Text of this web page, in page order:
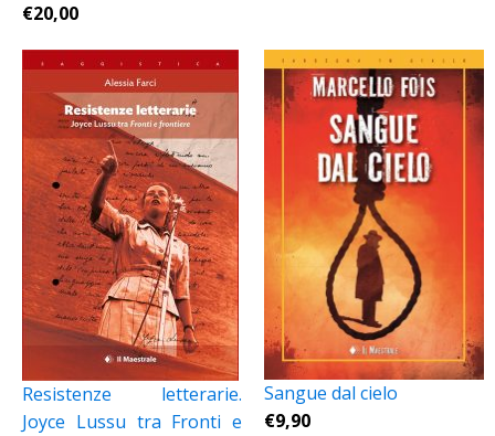
€20,00
Resistenze letterarie.
Joyce Lussu tra Fronti e
Sangue dal cielo
€9,90